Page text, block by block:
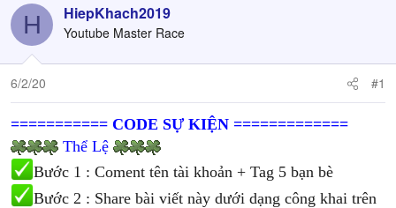
r
e
a
d
s
t
a
r
t
e
r
à
y
ử
H HiepKhach2019
Youtube Master Race
6/2/20 #1
=========== CODE SỰ KIỆN =============
Thể Lệ
Bước 1 : Coment tên tài khoản + Tag 5 bạn bè
Bước 2 : Share bài viết này dưới dạng công khai trên